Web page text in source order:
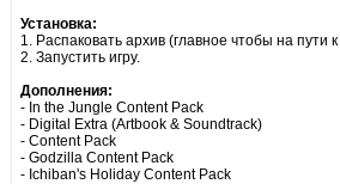
Установка:
1. Распаковать архив (главное чтобы на пути
2. Запустить игру.
Дополнения:
- In the Jungle Content Pack
- Digital Extra (Artbook & Soundtrack)
- Content Pack
- Godzilla Content Pack
- Ichiban's Holiday Content Pack